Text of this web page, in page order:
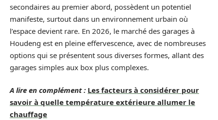
secondaires au premier abord, possèdent un potentiel
manifeste, surtout dans un environnement urbain où
l’espace devient rare. En 2026, le marché des garages à
Houdeng est en pleine effervescence, avec de nombreuses
options qui se présentent sous diverses formes, allant des
garages simples aux box plus complexes.
A lire en complément : Les facteurs à considérer pour
savoir à quelle température extérieure allumer le
chauffage